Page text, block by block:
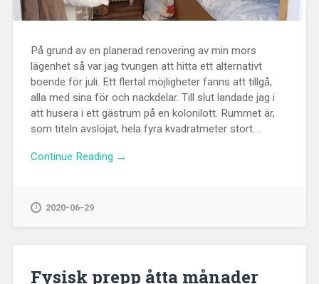
På grund av en planerad renovering av min mors
lägenhet så var jag tvungen att hitta ett alternativt
boende för juli. Ett flertal möjligheter fanns att tillgå,
alla med sina för och nackdelar. Till slut landade jag i
att husera i ett gästrum på en kolonilott. Rummet är,
som titeln avslöjat, hela fyra kvadratmeter stort....
Continue Reading →
2020-06-29
Fysisk prepp åtta månader